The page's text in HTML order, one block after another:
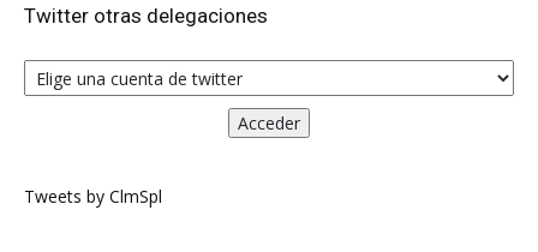
Twitter otras delegaciones
Tweets by ClmSpl